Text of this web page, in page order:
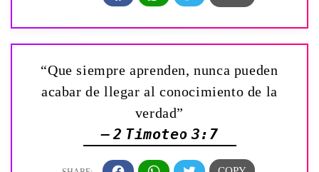
“Que siempre aprenden, nunca pueden
acabar de llegar al conocimiento de la
verdad”
— 2 Timoteo 3:7